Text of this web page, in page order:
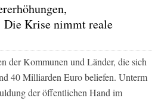
Krise nimmt reale
der Kommunen und Länder, die sich
40 Milliarden Euro beliefen. Unterm
der öffentlichen Hand im